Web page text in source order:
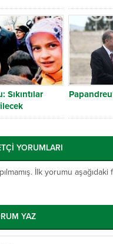
Sıkıntılar
YORUMLARI
İlk yorumu aşağıdaki
YAZ